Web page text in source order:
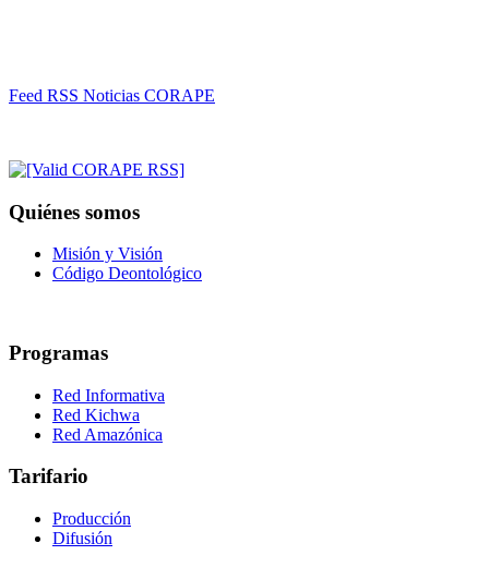
Feed RSS Noticias CORAPE
Quiénes somos
Misión y Visión
Código Deontológico
Programas
Red Informativa
Red Kichwa
Red Amazónica
Tarifario
Producción
Difusión